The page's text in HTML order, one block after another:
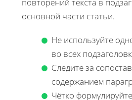
повторений текста в
основной части статьи.
Не используйте
во всех
Следите за
содержанием
Чётко